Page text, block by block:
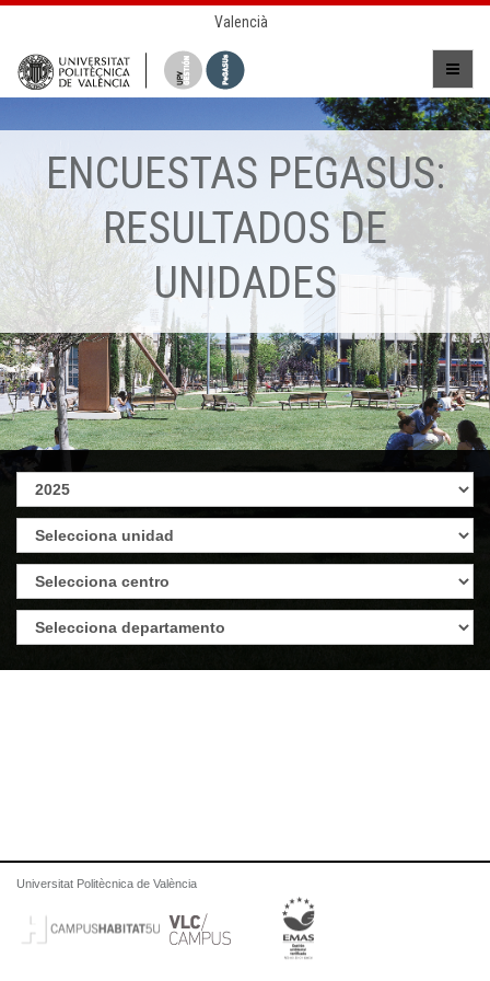
Valencià
ENCUESTAS PEGASUS:
RESULTADOS DE
UNIDADES
Universitat Politècnica de València